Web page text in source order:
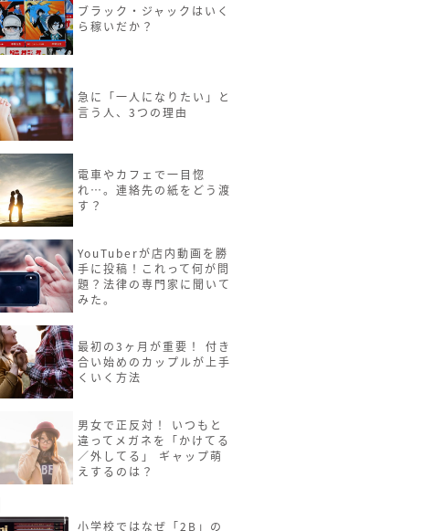
ブラック・ジャックはいく
ら稼いだか？
急に「一人になりたい」と
言う人、3つの理由
電車やカフェで一目惚
れ…。連絡先の紙をどう渡
す？
YouTuberが店内動画を勝
手に投稿！これって何が問
題？法律の専門家に聞いて
みた。
最初の3ヶ月が重要！ 付き
合い始めのカップルが上手
くいく方法
男女で正反対！ いつもと
違ってメガネを「かけてる
／外してる」 ギャップ萌
えするのは？
小学校ではなぜ「2B」の